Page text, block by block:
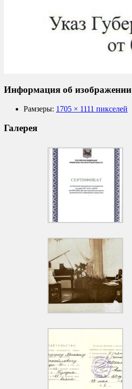
Информация об изображении
Рамзеры: 1705 × 1111 пикселей
Галерея